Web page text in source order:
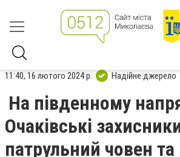
11:40, 16 лютого 2024 р. Надійне джерело
На південному
Очаківські
патрульний човен та